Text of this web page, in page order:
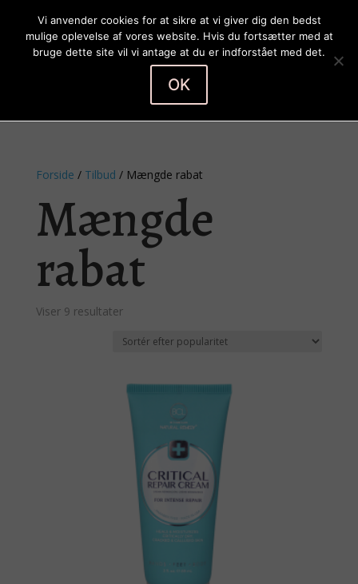
Forside / Tilbud / Mængde rabat
Mængde
rabat
Viser 9 resultaterSorteret
popularitet
Vi anvender cookies for at sikre at vi giver dig den bedst
mulige oplevelse af vores website. Hvis du fortsætter med at
bruge dette site vil vi antage at du er indforstået med det.
OK